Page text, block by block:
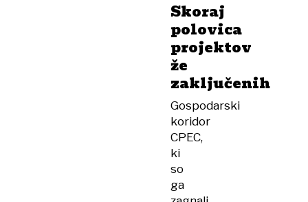
povezali
Črno
morje
Jadranom
Skoraj
polovica
projektov
že
zaključenih
Gospodarski
koridor
CPEC,
ki
so
ga